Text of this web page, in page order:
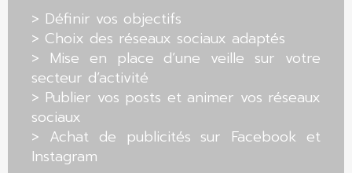
> Définir vos objectifs
> Choix des réseaux sociaux adaptés
> Mise en place d’une veille sur votre
secteur d’activité
> Publier vos posts et animer vos réseaux
sociaux
> Achat de publicités sur Facebook et
Instagram